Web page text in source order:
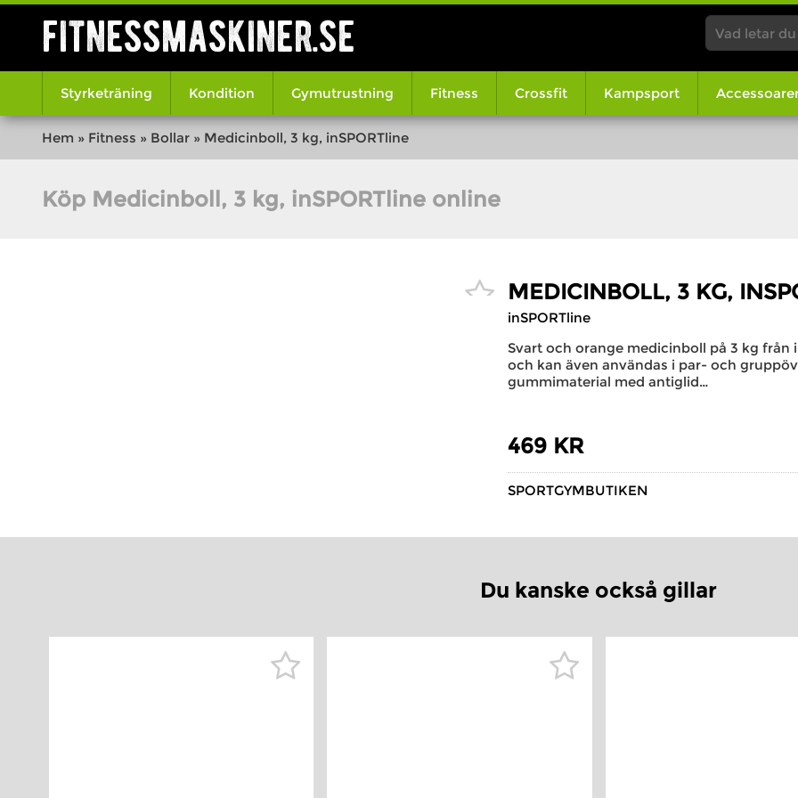
fitnessmaskiner.se
Styrketräning Kondition Gymutrustning Fitness Crossfit Kampsport
Hem » Fitness » Bollar » Medicinboll, 3 kg, inSPORTline
Köp Medicinboll, 3 kg, inSPORTline online
MEDICINBOLL, 3 KG,
inSPORTline
Svart och orange medicinboll på 3 kg från
och kan även användas i par- och
gummimaterial med antiglid…
469 KR
SPORTGYMBUTIKEN
Du kanske också gillar